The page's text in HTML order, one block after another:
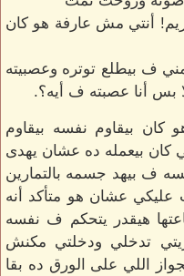
أنتي مش عارفة هو كان
ف بيطلع توتره وعصبيته
بس أنا عصبته ف أيه؟.
بيقاوم نفسه بيقاوم
كان بيعمله ده عشان يهدى
ف بيهد جسمه بالتمارين
عشان هو متأكد أنه
هيقدر يتحكم ف نفسه
تدخلي ودخلتي مكنش
اللي على الورق ده بقا